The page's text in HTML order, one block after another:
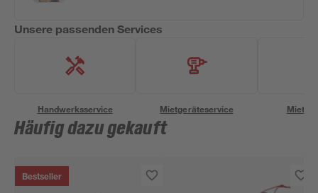
Unsere passenden Services
Handwerksservice Mietgeräteservice
Häufig dazu gekauft
Bestseller